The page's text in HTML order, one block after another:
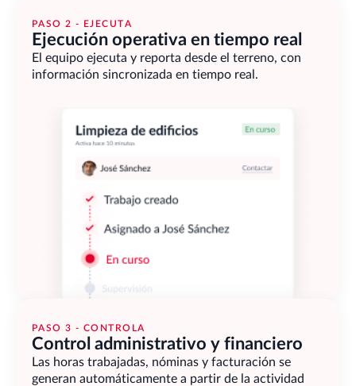
PASO 2 - EJECUTA
Ejecución operativa en tiempo real
El equipo ejecuta y reporta desde el terreno, con
PASO 3 - CONTROLA
Control administrativo y financiero
Las horas trabajadas, nóminas y facturación se
generan automáticamente a partir de la actividad